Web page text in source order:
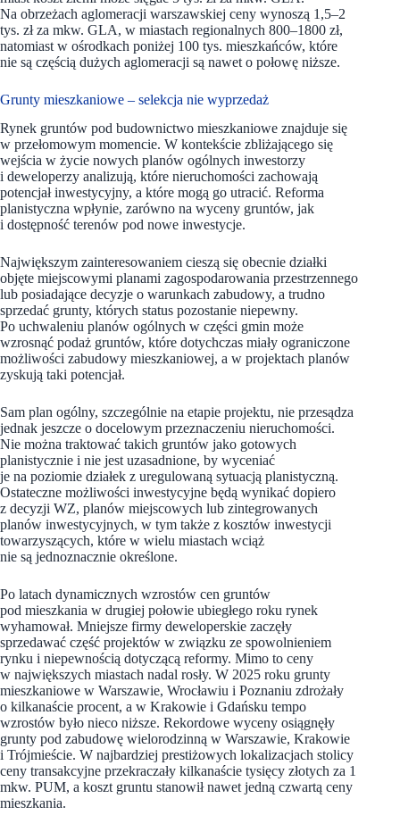
Na obrzeżach aglomeracji warszawskiej ceny wynoszą 1,5–2
tys. zł za mkw. GLA, w miastach regionalnych 800–1800 zł,
natomiast w ośrodkach poniżej 100 tys. mieszkańców, które
nie są częścią dużych aglomeracji są nawet o połowę niższe.
Grunty mieszkaniowe – selekcja nie wyprzedaż
Rynek gruntów pod budownictwo mieszkaniowe znajduje się
w przełomowym momencie. W kontekście zbliżającego się
wejścia w życie nowych planów ogólnych inwestorzy
i deweloperzy analizują, które nieruchomości zachowają
potencjał inwestycyjny, a które mogą go utracić. Reforma
planistyczna wpłynie, zarówno na wyceny gruntów, jak
i dostępność terenów pod nowe inwestycje.
Największym zainteresowaniem cieszą się obecnie działki
objęte miejscowymi planami zagospodarowania przestrzennego
lub posiadające decyzje o warunkach zabudowy, a trudno
sprzedać grunty, których status pozostanie niepewny.
Po uchwaleniu planów ogólnych w części gmin może
wzrosnąć podaż gruntów, które dotychczas miały ograniczone
możliwości zabudowy mieszkaniowej, a w projektach planów
zyskują taki potencjał.
Sam plan ogólny, szczególnie na etapie projektu, nie przesądza
jednak jeszcze o docelowym przeznaczeniu nieruchomości.
Nie można traktować takich gruntów jako gotowych
planistycznie i nie jest uzasadnione, by wyceniać
je na poziomie działek z uregulowaną sytuacją planistyczną.
Ostateczne możliwości inwestycyjne będą wynikać dopiero
z decyzji WZ, planów miejscowych lub zintegrowanych
planów inwestycyjnych, w tym także z kosztów inwestycji
towarzyszących, które w wielu miastach wciąż
nie są jednoznacznie określone.
Po latach dynamicznych wzrostów cen gruntów
pod mieszkania w drugiej połowie ubiegłego roku rynek
wyhamował. Mniejsze firmy deweloperskie zaczęły
sprzedawać część projektów w związku ze spowolnieniem
rynku i niepewnością dotyczącą reformy. Mimo to ceny
w największych miastach nadal rosły. W 2025 roku grunty
mieszkaniowe w Warszawie, Wrocławiu i Poznaniu zdrożały
o kilkanaście procent, a w Krakowie i Gdańsku tempo
wzrostów było nieco niższe. Rekordowe wyceny osiągnęły
grunty pod zabudowę wielorodzinną w Warszawie, Krakowie
i Trójmieście. W najbardziej prestiżowych lokalizacjach stolicy
ceny transakcyjne przekraczały kilkanaście tysięcy złotych za 1
mkw. PUM, a koszt gruntu stanowił nawet jedną czwartą ceny
mieszkania.